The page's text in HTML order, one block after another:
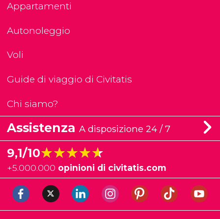
Appartamenti
Autonoleggio
Voli
Guide di viaggio di Civitatis
Chi siamo?
Assistenza A disposizione 24 / 7
9,1/10★★★★★
★★★★★
+5.000.000 opinioni di civitatis.com